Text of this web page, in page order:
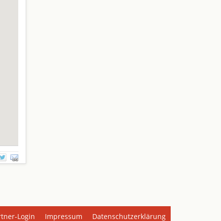
Login Impressum Datenschutzerklärung